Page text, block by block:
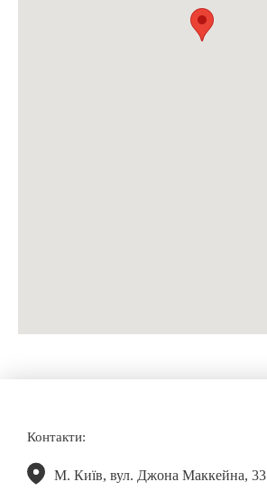
Контакти:
М. Київ, вул. Джона Маккейна, 33